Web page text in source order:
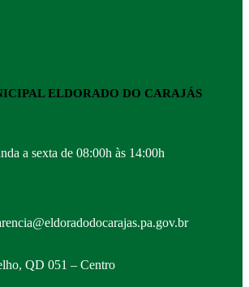
ELDORADO DO CARAJÁS
a sexta de 08:00h às 14:00h
QD 051 – Centro